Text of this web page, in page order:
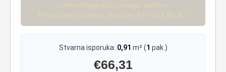
podne obloge zbog rezanja i restlova.
Preporučena količina s otpadom: 0 m² (cca. 0 pak.)
Stvarna isporuka: 0,91 m² (1 pak.)
€66,31